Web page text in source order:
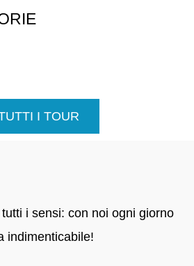
I TOUR
i sensi: con noi ogni giorno
indimenticabile!